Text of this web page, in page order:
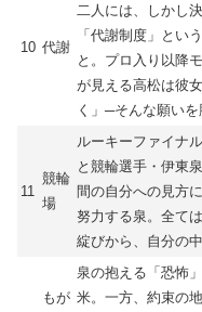
10 代謝
二人には、しかし
「代謝制度」とい
と。プロ入り以降
が見える高松は彼
く」─そんな願いを
11
競輪
場
ルーキーファイナ
と競輪選手・伊東
間の自分への見方
努力する泉。全て
綻びから、自分の
もが
泉の抱える「恐怖
米。一方、約束の